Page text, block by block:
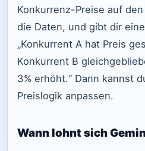
Konkurrenz-Preise auf
die Daten, und gibt dir
„Konkurrent A hat Preis
Konkurrent B
3% erhöht.“ Dann kannst
Preislogik anpassen.
Wann lohnt sich